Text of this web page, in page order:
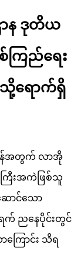
န ဒုတိယ
ကြည်ရေး
ရောက်ရှိ
ရန်အတွက် လာအို
ြီးအကဲဖြစ်သူ
ဆောင်သော
က် ညနေပိုင်းတွင်
ကြောင်း သိရ